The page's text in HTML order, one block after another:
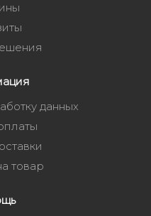
данных
товар